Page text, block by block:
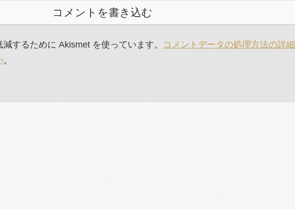
コメントを書き込む
するために Akismet を使っています。 コメントデータの処理方法の詳細
。